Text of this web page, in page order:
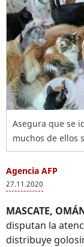
Asegura que se
muchos de ellos
Agencia AFP
27.11.2020
MASCATE,
disputan la
distribuye